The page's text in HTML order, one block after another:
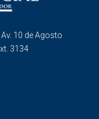
10 de Agosto
3134